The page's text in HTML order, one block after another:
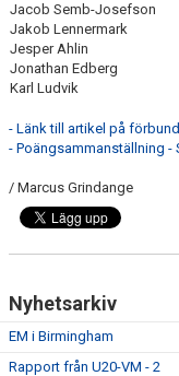
Jacob Semb-Josefson
Jakob Lennermark
Jesper Ahlin
Jonathan Edberg
Karl Ludvik
- Länk till artikel på
- Poängsammanställning -
/ Marcus Grindange
Nyhetsarkiv
EM i Birmingham
Rapport från U20-VM - 2